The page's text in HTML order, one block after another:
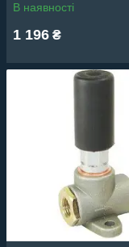
В наявності
1 196 ₴